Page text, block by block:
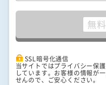
無料
SSL暗号化通信
当サイトではプライバシー保
しています。お客様の情報が
せんので、ご安心ください。